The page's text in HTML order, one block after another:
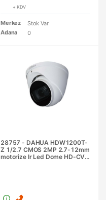
+ KDV
Merkez
Stok Var
Adana
0
28757 - DAHUA HDW1200T-
Z 1/2.7 CMOS 2MP 2.7-12mm
motorize Ir Led Dome HD-CVI